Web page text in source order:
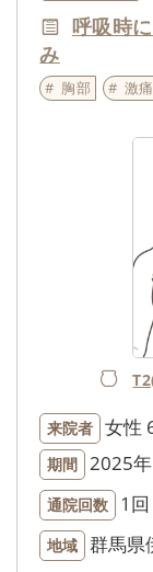
呼吸時
み
胸部 激痛
来院者 女性
期間 2025
通院回数 1回
地域 群馬県